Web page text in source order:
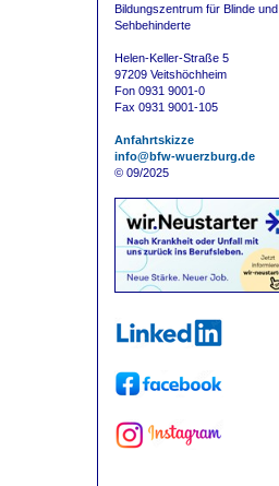
Bildungszentrum für Blinde und
Sehbehinderte
Helen-Keller-Straße 5
97209 Veitshöchheim
Fon 0931 9001-0
Fax 0931 9001-105
Anfahrtskizze
info@bfw-wuerzburg.de
© 09/2025